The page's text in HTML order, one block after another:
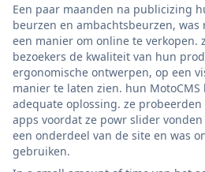
Een paar maanden na publicizing
beurzen en ambachtsbeurzen, was
een manier om online te verkopen.
bezoekers de kwaliteit van hun
ergonomische ontwerpen, op een
manier te laten zien. hun
adequate oplossing. ze
apps voordat ze powr slider
een onderdeel van de site en was
gebruiken.